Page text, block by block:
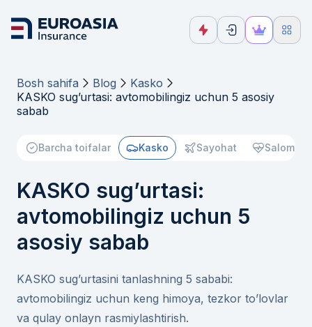
Bosh sahifa Blog
Kasko
KASKO sug’urtasi: avtomobilingiz uchun 5 asosiy
sabab
Barcha toifalar Kasko Sayohat
KASKO sug’urtasi:
avtomobilingiz uchun 5
asosiy sabab
KASKO sug’urtasini tanlashning 5 sababi:
avtomobilingiz uchun keng himoya, tezkor to’lovlar
va qulay onlayn rasmiylashtirish.